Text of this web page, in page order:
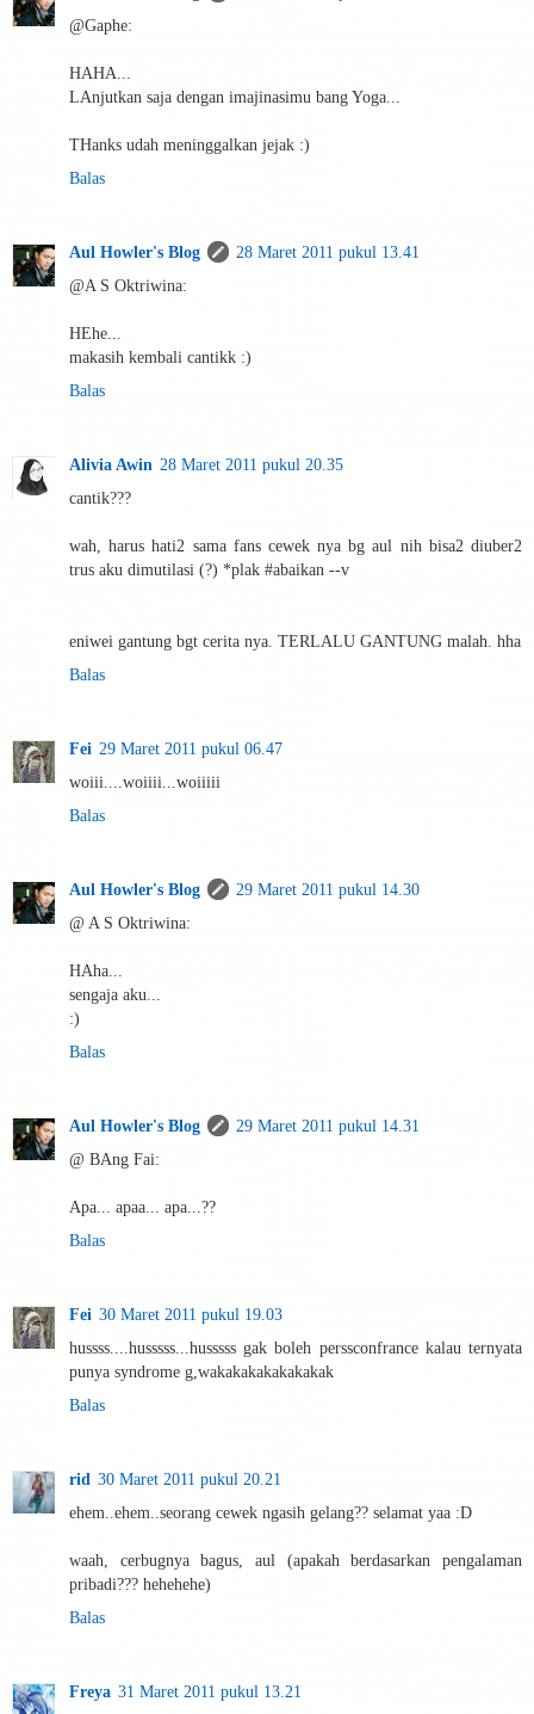
@Gaphe:
HAHA...
LAnjutkan saja dengan imajinasimu bang Yoga...
THanks udah meninggalkan jejak :)
Balas
Aul Howler's Blog
28 Maret 2011 pukul 13.41
@A S Oktriwina:
HEhe...
makasih kembali cantikk :)
Balas
Alivia Awin 28 Maret 2011 pukul 20.35
cantik???
wah, harus hati2 sama fans cewek nya bg aul nih bisa2 diuber2
trus aku dimutilasi (?) *plak #abaikan --v
eniwei gantung bgt cerita nya. TERLALU GANTUNG malah. hha
Balas
Fei 29 Maret 2011 pukul 06.47
woiii....woiiii...woiiiii
Balas
Aul Howler's Blog
29 Maret 2011 pukul 14.30
@ A S Oktriwina:
HAha...
sengaja aku...
:)
Balas
Aul Howler's Blog
29 Maret 2011 pukul 14.31
@ BAng Fai:
Apa... apaa... apa...??
Balas
Fei 30 Maret 2011 pukul 19.03
hussss....husssss...husssss gak boleh perssconfrance kalau ternyata
punya syndrome g,wakakakakakakakak
Balas
rid 30 Maret 2011 pukul 20.21
ehem..ehem..seorang cewek ngasih gelang?? selamat yaa :D
waah, cerbugnya bagus, aul (apakah berdasarkan pengalaman
pribadi??? hehehehe)
Balas
Freya 31 Maret 2011 pukul 13.21